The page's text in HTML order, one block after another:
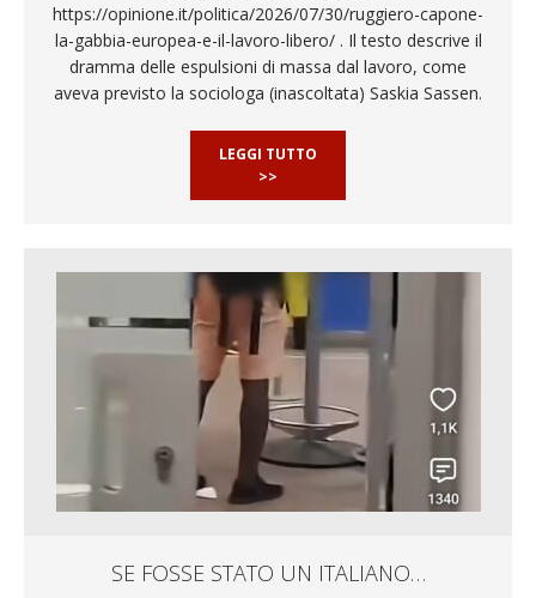
https://opinione.it/politica/2026/07/30/ruggiero-capone-
la-gabbia-europea-e-il-lavoro-libero/ . Il testo descrive il
dramma delle espulsioni di massa dal lavoro, come
aveva previsto la sociologa (inascoltata) Saskia Sassen.
LEGGI TUTTO
>>
SE FOSSE STATO UN ITALIANO…